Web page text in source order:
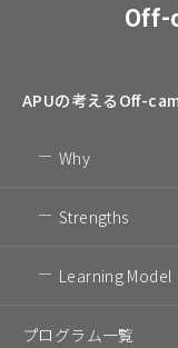
Off-
APUの考える Off-
Why
Strengths
Learning Model
プログラム一覧